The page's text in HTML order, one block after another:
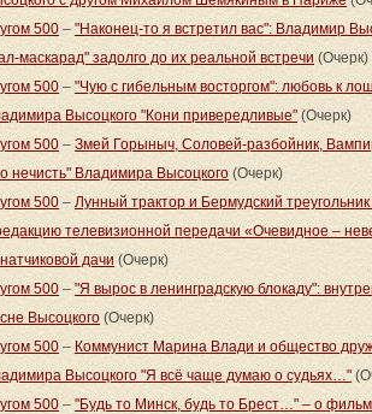
500 – "Наконец-то я встретил вас": Владимир
маскарад" задолго до их реальной встречи (Очерк)
500 – "Чую с гибельным восторгом": любовь к
Высоцкого "Кони привередливые" (Очерк)
500 – Змей Горыныч, Соловей-разбойник,
нечисть" Владимира Высоцкого (Очерк)
500 – Лунный трактор и Бермудский
телевизионной передачи «Очевидное –
дачи (Очерк)
500 – "Я вырос в ленинградскую блокаду":
Высоцкого (Очерк)
500 – Коммунист Марина Влади и общество
Высоцкого "Я всё чаще думаю о судьях…"
500 – "Будь то Минск, будь то Брест…" – о